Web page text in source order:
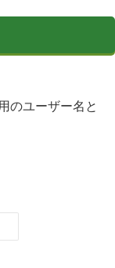
のユーザー名と